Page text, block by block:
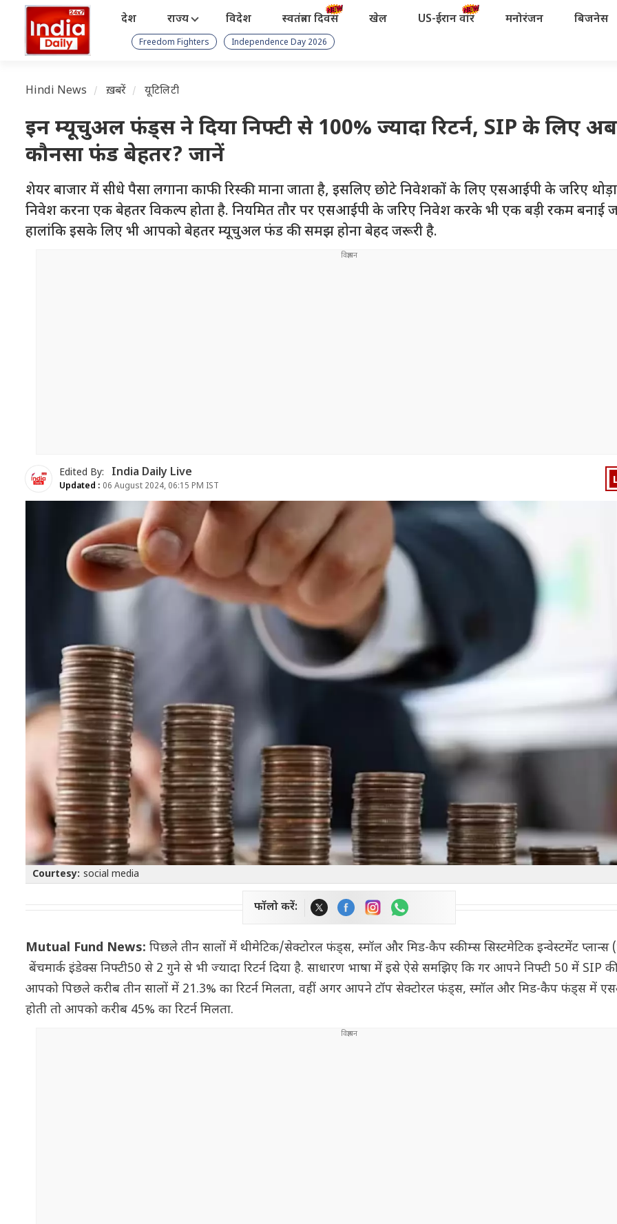
देश राज्य विदेश स्वतंत्रता दिवस खेल US-ईरान वॉर मनोरंजन बिजनेस
Freedom Fighters Independence Day 2026
Hindi News ख़बरें यूटिलिटी
इन म्यूचुअल फंड्स ने दिया निफ्टी से 100% ज्यादा रिटर्न, SIP के लिए अब
कौनसा फंड बेहतर? जानें
शेयर बाजार में सीधे पैसा लगाना काफी रिस्की माना जाता है, इसलिए छोटे निवेशकों के लिए एसआईपी के जरिए
निवेश करना एक बेहतर विकल्प होता है. नियमित तौर पर एसआईपी के जरिए निवेश करके भी एक बड़ी रकम बनाई
हालांकि इसके लिए भी आपको बेहतर म्यूचुअल फंड की समझ होना बेहद जरूरी है.
Edited By: India Daily Live
Updated : 06 August 2024, 06:15 PM IST
Courtesy: social media
फॉलो करें:
Mutual Fund News: पिछले तीन सालों में थीमेटिक/सेक्टोरल फंड्स, स्मॉल और मिड-कैप स्कीम्स सिस्टमेटिक इन्वेस्टमेंट प्लान्स
बेंचमार्क इंडेक्स निफ्टी50 से 2 गुने से भी ज्यादा रिटर्न दिया है. साधारण भाषा में इसे ऐसे समझिए कि गर आपने निफ्टी 50 में SIP की
आपको पिछले करीब तीन सालों में 21.3% का रिटर्न मिलता, वहीं अगर आपने टॉप सेक्टोरल फंड्स, स्मॉल और मिड-कैप फंड्स में
होती तो आपको करीब 45% का रिटर्न मिलता.